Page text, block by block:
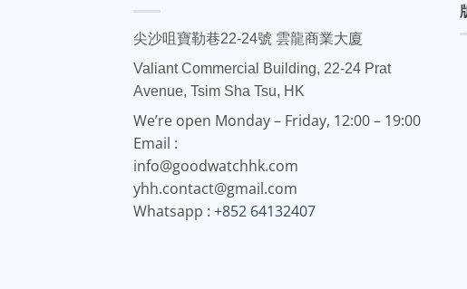
尖沙咀寶勒巷22-24號 雲龍商業大廈
Valiant Commercial Building, 22-24 Prat
Avenue, Tsim Sha Tsu, HK
We’re open Monday – Friday, 12:00 – 19:00
Email :
info@goodwatchhk.com
yhh.contact@gmail.com
Whatsapp : +852 64132407